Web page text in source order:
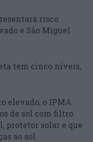
risco
e São Miguel
tem cinco níveis,
elevado, o IPMA
de sol com filtro
protetor solar e que
ao sol.